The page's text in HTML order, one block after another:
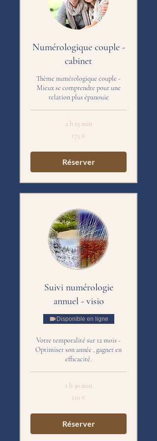
Numérologique couple -
cabinet
Thème numérologique couple -
Mieux se comprendre pour une
relation plus épanouie
2 h 15 min
175 €
Réserver
Suivi numérologie
annuel - visio
Disponible en ligne
Votre temporalité sur 12 mois -
Optimiser son année , gagner en
efficacité.
1 h 30 min
110 €
Réserver